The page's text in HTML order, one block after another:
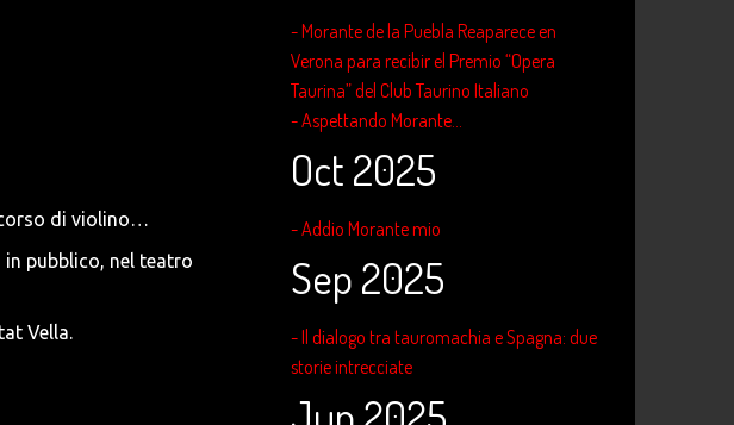
di violino…
pubblico, nel teatro
Vella.
- Morante de la Puebla Reaparece en
Verona para recibir el Premio “Opera
Taurina” del Club Taurino Italiano
- Aspettando Morante...
Oct 2025
- Addio Morante mio
Sep 2025
- Il dialogo tra tauromachia e Spagna: due
storie intrecciate